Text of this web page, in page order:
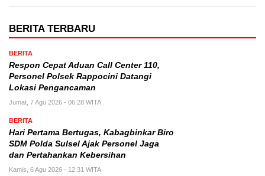
BERITA TERBARU
BERITA
Respon Cepat Aduan Call Center 110,
Personel Polsek Rappocini Datangi
Lokasi Pengancaman
Jumat, 7 Agu 2026 - 06:28 WITA
BERITA
Hari Pertama Bertugas, Kabagbinkar Biro
SDM Polda Sulsel Ajak Personel Jaga
dan Pertahankan Kebersihan
Kamis, 6 Agu 2026 - 12:31 WITA